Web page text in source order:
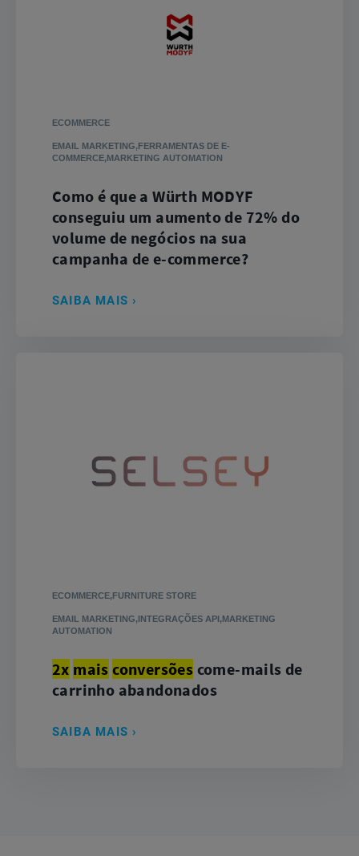
ECOMMERCE
EMAIL MARKETING,FERRAMENTAS DE E-
COMMERCE,MARKETING AUTOMATION
Como é que a Würth MODYF
conseguiu um aumento de 72% do
volume de negócios na sua
campanha de e-commerce?
SAIBA MAIS
ECOMMERCE,FURNITURE STORE
EMAIL MARKETING,INTEGRAÇÕES API,MARKETING
AUTOMATION
2x mais conversões come-mails de
carrinho abandonados
SAIBA MAIS